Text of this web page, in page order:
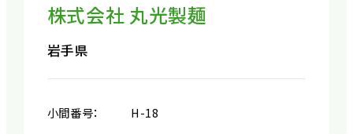
株式会社 丸光製麺
岩手県
小間番号：
H-18